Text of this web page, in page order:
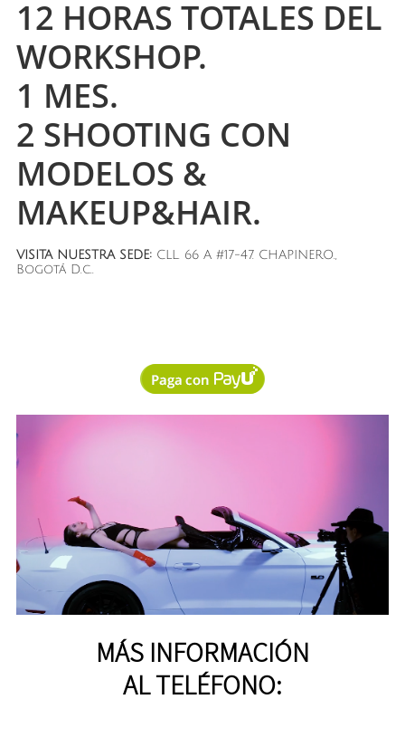
12 HORAS TOTALES DEL
WORKSHOP.
1 MES.
2 SHOOTING CON
MODELOS &
MAKEUP&HAIR.
VISITA NUESTRA SEDE: CLL. 66 A #17-47. CHAPINERO.,
Bogotá D.c..
MÁS INFORMACIÓN
AL TELÉFONO: